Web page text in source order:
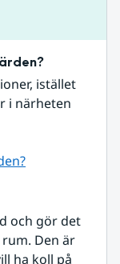
istället
i närheten
och gör det
Den är
ha koll på